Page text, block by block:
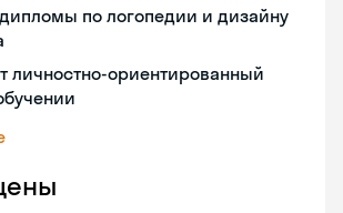
по логопедии и дизайну
личностно-ориентированный